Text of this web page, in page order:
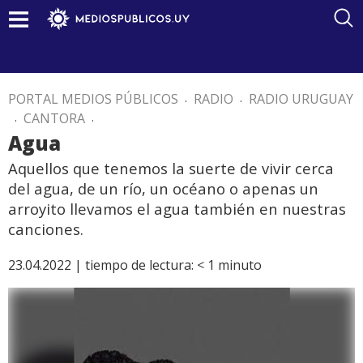
PORTAL MEDIOS PÚBLICOS . RADIO . RADIO URUGUAY
. CANTORA .
Agua
Aquellos que tenemos la suerte de vivir cerca
del agua, de un río, un océano o apenas un
arroyito llevamos el agua también en nuestras
canciones.
23.04.2022 | tiempo de lectura: < 1 minuto